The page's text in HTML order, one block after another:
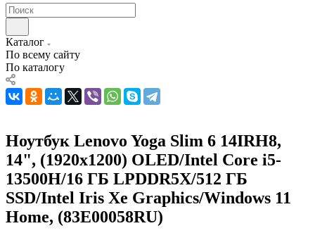
Каталог
По всему сайту
По каталогу
Ноутбук Lenovo Yoga Slim 6 14IRH8,
14", (1920x1200) OLED/Intel Core i5-
13500H/16 ГБ LPDDR5X/512 ГБ
SSD/Intel Iris Xe Graphics/Windows 11
Home, (83E00058RU)